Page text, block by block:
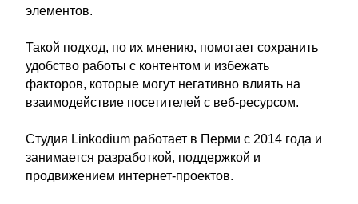
элементов.
Такой подход, по их мнению, помогает сохранить
удобство работы с контентом и избежать
факторов, которые могут негативно влиять на
взаимодействие посетителей с веб-ресурсом.
Студия Linkodium работает в Перми с 2014 года и
занимается разработкой, поддержкой и
продвижением интернет-проектов.